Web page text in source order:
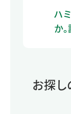
ハ
か
お探